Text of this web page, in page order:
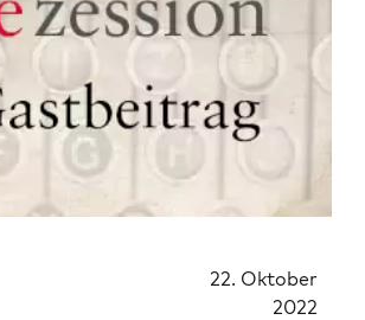
22. Oktober
2022